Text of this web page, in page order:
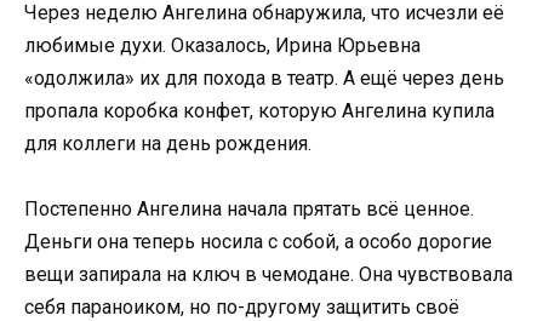
Через неделю Ангелина обнаружила, что исчезли её
любимые духи. Оказалось, Ирина Юрьевна
«одолжила» их для похода в театр. А ещё через день
пропала коробка конфет, которую Ангелина купила
для коллеги на день рождения.
Постепенно Ангелина начала прятать всё ценное.
Деньги она теперь носила с собой, а особо дорогие
вещи запирала на ключ в чемодане. Она чувствовала
себя параноиком, но по-другому защитить своё